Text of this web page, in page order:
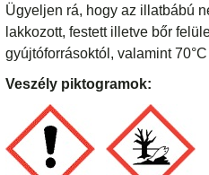
Ügyeljen rá, hogy az illatbábú
lakkozott, festett illetve bőr
gyújtóforrásoktól, valamint
Veszély piktogramok: